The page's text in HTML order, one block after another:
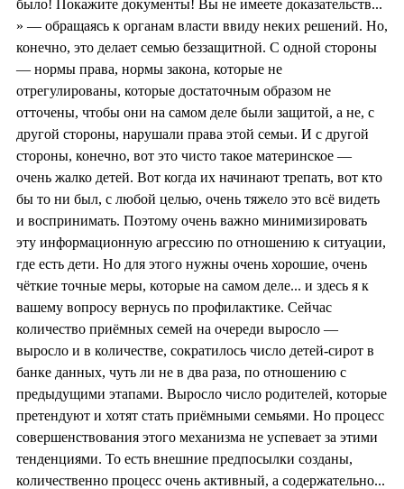
было! Покажите документы! Вы не имеете доказательств...
» — обращаясь к органам власти ввиду неких решений. Но,
конечно, это делает семью беззащитной. С одной стороны
— нормы права, нормы закона, которые не
отрегулированы, которые достаточным образом не
отточены, чтобы они на самом деле были защитой, а не, с
другой стороны, нарушали права этой семьи. И с другой
стороны, конечно, вот это чисто такое материнское —
очень жалко детей. Вот когда их начинают трепать, вот кто
бы то ни был, с любой целью, очень тяжело это всё видеть
и воспринимать. Поэтому очень важно минимизировать
эту информационную агрессию по отношению к ситуации,
где есть дети. Но для этого нужны очень хорошие, очень
чёткие точные меры, которые на самом деле... и здесь я к
вашему вопросу вернусь по профилактике. Сейчас
количество приёмных семей на очереди выросло —
выросло и в количестве, сократилось число детей-сирот в
банке данных, чуть ли не в два раза, по отношению с
предыдущими этапами. Выросло число родителей, которые
претендуют и хотят стать приёмными семьями. Но процесс
совершенствования этого механизма не успевает за этими
тенденциями. То есть внешние предпосылки созданы,
количественно процесс очень активный, а содержательно...